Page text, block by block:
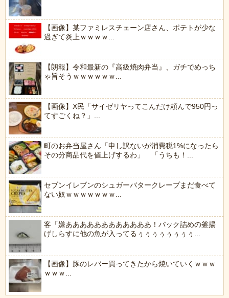
【画像】某ファミレスチェーン店さん、ポテトが少な
過ぎて炎上ｗｗｗｗ...
【朗報】令和最新の『高級焼肉弁当』、ガチでめっち
ゃ旨そうｗｗｗｗｗｗ...
【画像】X民「サイゼリヤってこんだけ頼んで950円っ
てすごくね？」...
町のお弁当屋さん「申し訳ないが消費税1%になったら
その分商品代を値上げするわ」 「うちも！...
セブンイレブンのシュガーバタークレープまだ食べて
ない奴ｗｗｗｗｗｗｗ...
客「嫌ああああああああああああ！パック詰めの釜揚
げしらすに他の魚が入ってるぅぅぅぅぅぅぅぅ...
【画像】豚のレバー買ってきたから焼いていくｗｗｗ
ｗｗｗ...